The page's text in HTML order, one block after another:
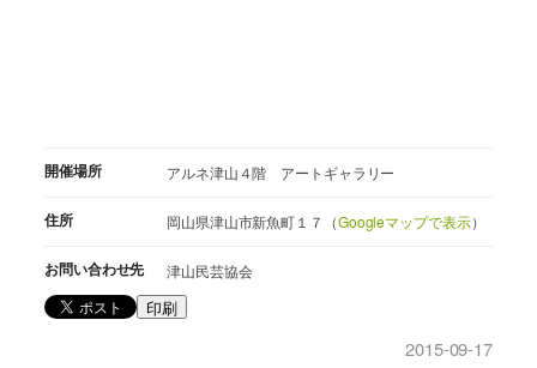
開催場所 アルネ津山４階 アートギャラリー
住所 岡山県津山市新魚町１７（Googleマップで表示）
お問い合わせ先 津山民芸協会
印刷
2015-09-17